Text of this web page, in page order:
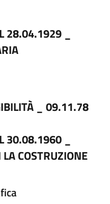
28.04.1929 _
_ 09.11.78
30.08.1960 _
COSTRUZIONE